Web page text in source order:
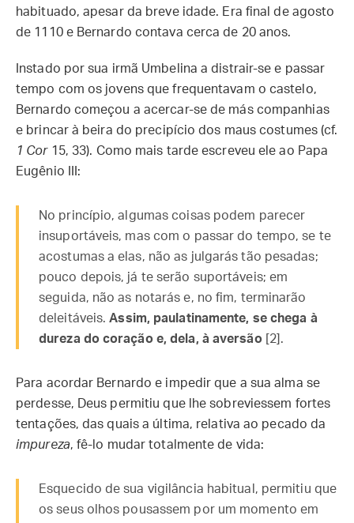
habituado, apesar da breve idade. Era final de agosto
de 1110 e Bernardo contava cerca de 20 anos.
Instado por sua irmã Umbelina a distrair-se e passar
tempo com os jovens que frequentavam o castelo,
Bernardo começou a acercar-se de más companhias
e brincar à beira do precipício dos maus costumes (cf.
1 Cor 15, 33). Como mais tarde escreveu ele ao Papa
Eugênio III:
No princípio, algumas coisas podem parecer
insuportáveis, mas com o passar do tempo, se te
acostumas a elas, não as julgarás tão pesadas;
pouco depois, já te serão suportáveis; em
seguida, não as notarás e, no fim, terminarão
deleitáveis.Assim, paulatinamente, se chega à
dureza do coração e, dela, à aversão[2].
Para acordar Bernardo e impedir que a sua alma se
perdesse, Deus permitiu que lhe sobreviessem fortes
tentações, das quais a última, relativa ao pecado da
impureza, fê-lo mudar totalmente de vida:
Esquecido de sua vigilância habitual, permitiu que
os seus olhos pousassem por um momento em